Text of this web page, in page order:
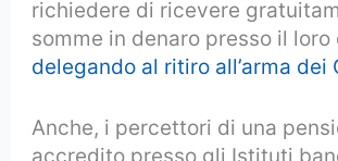
richiedere di ricevere
somme in denaro presso il
delegando al ritiro all’arma dei
Anche, i percettori di una